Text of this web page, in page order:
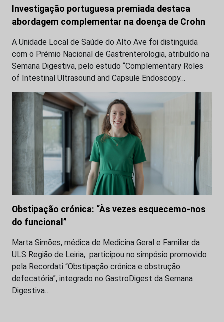
Investigação portuguesa premiada destaca
abordagem complementar na doença de Crohn
A Unidade Local de Saúde do Alto Ave foi distinguida
com o Prémio Nacional de Gastrenterologia, atribuído na
Semana Digestiva, pelo estudo “Complementary Roles
of Intestinal Ultrasound and Capsule Endoscopy…
Obstipação crónica: “Às vezes esquecemo-nos
do funcional”
Marta Simões, médica de Medicina Geral e Familiar da
ULS Região de Leiria, participou no simpósio promovido
pela Recordati “Obstipação crónica e obstrução
defecatória”, integrado no GastroDigest da Semana
Digestiva…